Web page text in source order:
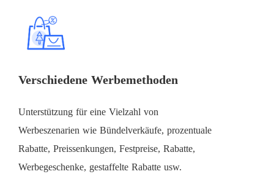
Verschiedene Werbemethoden
Unterstützung für eine Vielzahl von
Werbeszenarien wie Bündelverkäufe, prozentuale
Rabatte, Preissenkungen, Festpreise, Rabatte,
Werbegeschenke, gestaffelte Rabatte usw.